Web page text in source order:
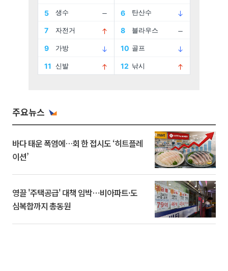
주요뉴스
바다 태운 폭염에…회 한 접시도 ‘히트플레
이션’
영끌 '주택공급' 대책 임박⋯비아파트·도
심복합까지 총동원